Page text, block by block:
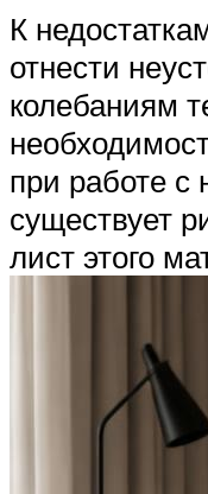
К
отнести
колебаниям
при работе с
существует
лист этого